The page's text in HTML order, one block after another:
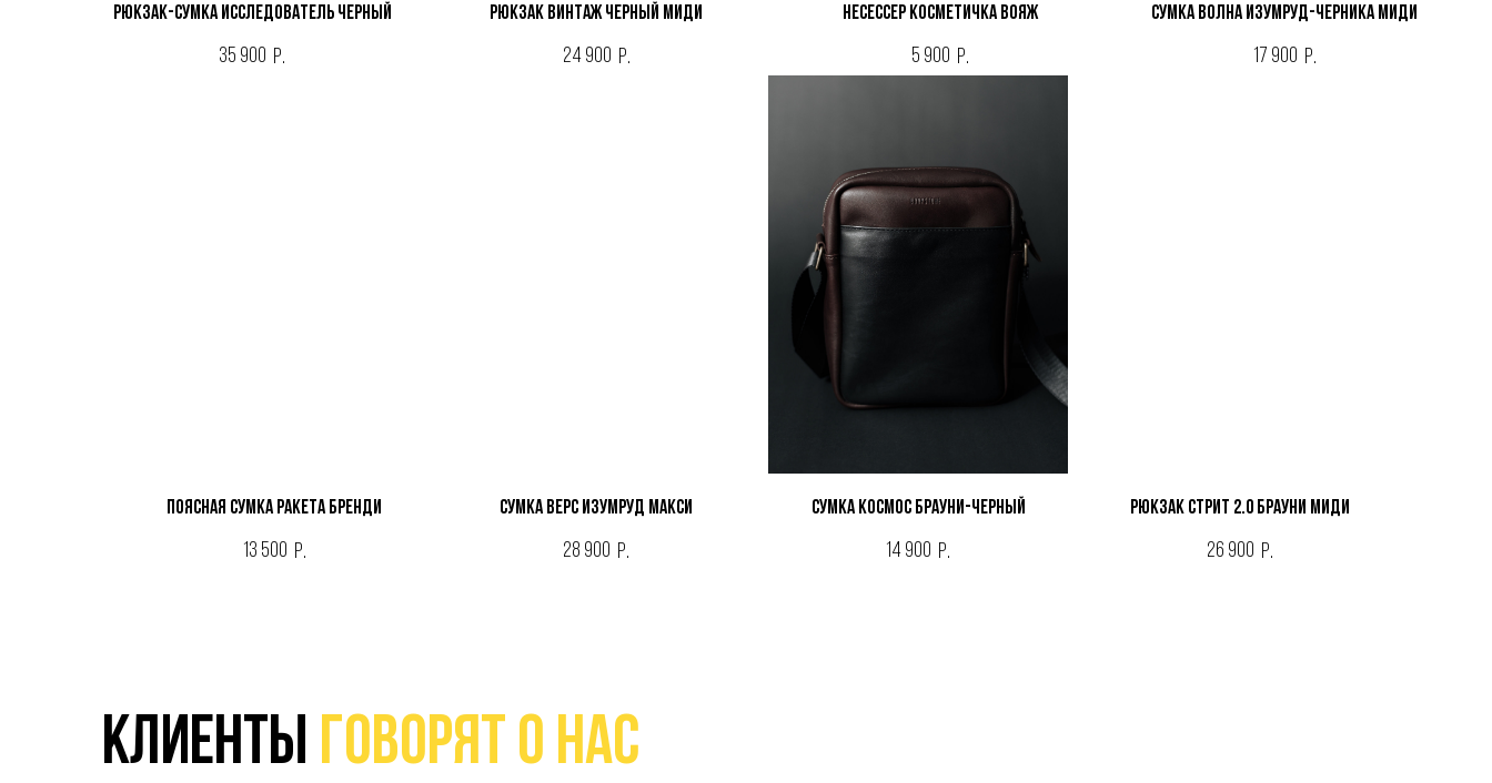
Рюкзак-сумка ИССЛЕДОВАТЕЛЬ ЧЕРНЫЙ
35 900 р.
Рюкзак ВИНТАЖ ЧЕРНЫЙ МИДИ
24 900 р.
Несессер косметичка ВОЯЖ
5 900 р.
Сумка ВОЛНА ИЗУМРУД-ЧЕРНИКА МИДИ
17 900 р.
Поясная сумка РАКЕТА БРЕНДИ
13 500 р.
Сумка ВЕРС ИЗУМРУД МАКСИ
28 900 р.
Сумка КОСМОС БРАУНИ-ЧЕРНЫЙ
14 900 р.
Рюкзак СТРИТ 2.0 БРАУНИ МИДИ
26 900 р.
Клиенты говорят о нас